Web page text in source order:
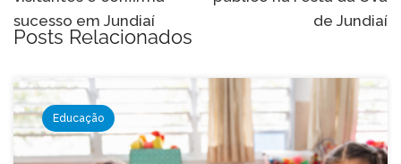
sucesso em Jundiaí
de Jundiaí
Posts Relacionados
Educação